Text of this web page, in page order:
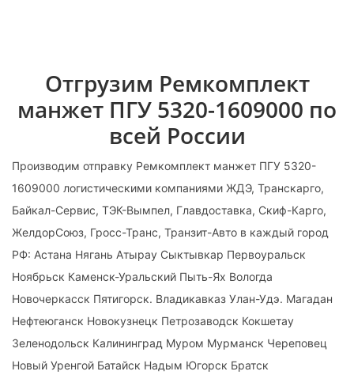
Отгрузим Ремкомплект
манжет ПГУ 5320-1609000 по
всей России
Производим отправку Ремкомплект манжет ПГУ 5320-
1609000 логистическими компаниями ЖДЭ, Транскарго,
Байкал-Сервис, ТЭК-Вымпел, Главдоставка, Скиф-Карго,
ЖелдорСоюз, Гросс-Транс, Транзит-Авто в каждый город
РФ: Астана Нягань Атырау Сыктывкар Первоуральск
Ноябрьск Каменск-Уральский Пыть-Ях Вологда
Новочеркасск Пятигорск. Владикавказ Улан-Удэ. Магадан
Нефтеюганск Новокузнецк Петрозаводск Кокшетау
Зеленодольск Калининград Муром Мурманск Череповец
Новый Уренгой Батайск Надым Югорск Братск